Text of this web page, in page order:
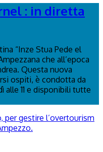
: in diretta
“Inze Stua Pede el
che all’epoca
Questa nuova
ospiti, è condotta da
alle 11 e disponibili tutte